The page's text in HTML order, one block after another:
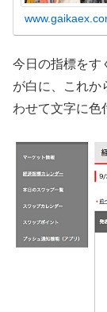
今日の指標をす
が白に、これか
わせて文字に色